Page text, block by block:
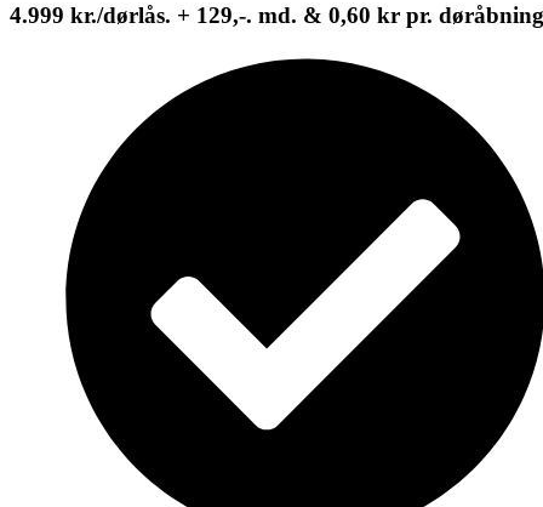
4.999 kr./dørlås. + 129,-. md. & 0,60 kr pr. døråbning